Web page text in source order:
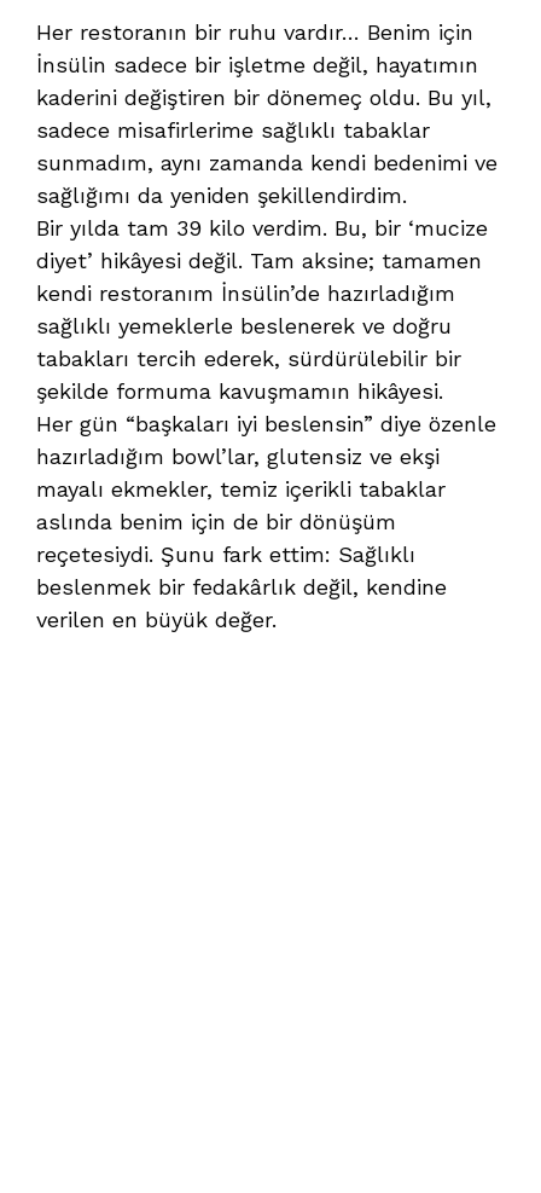
Her restoranın bir ruhu vardır… Benim için
İnsülin sadece bir işletme değil, hayatımın
kaderini değiştiren bir dönemeç oldu. Bu yıl,
sadece misafirlerime sağlıklı tabaklar
sunmadım, aynı zamanda kendi bedenimi ve
sağlığımı da yeniden şekillendirdim.
Bir yılda tam 39 kilo verdim. Bu, bir ‘mucize
diyet’ hikâyesi değil. Tam aksine; tamamen
kendi restoranım İnsülin’de hazırladığım
sağlıklı yemeklerle beslenerek ve doğru
tabakları tercih ederek, sürdürülebilir bir
şekilde formuma kavuşmamın hikâyesi.
Her gün “başkaları iyi beslensin” diye özenle
hazırladığım bowl’lar, glutensiz ve ekşi
mayalı ekmekler, temiz içerikli tabaklar
aslında benim için de bir dönüşüm
reçetesiydi. Şunu fark ettim: Sağlıklı
beslenmek bir fedakârlık değil, kendine
verilen en büyük değer.